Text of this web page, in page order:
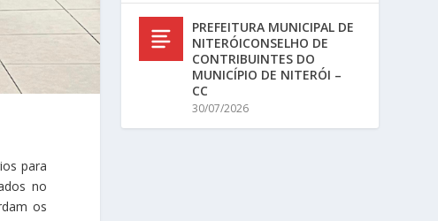
para
no
os
PREFEITURA MUNICIPAL DE
NITERÓICONSELHO DE
CONTRIBUINTES DO
MUNICÍPIO DE NITERÓI –
CC
30/07/2026